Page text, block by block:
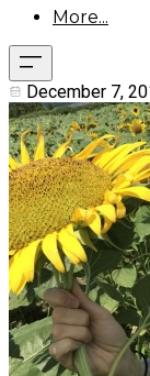
More...
December 7,